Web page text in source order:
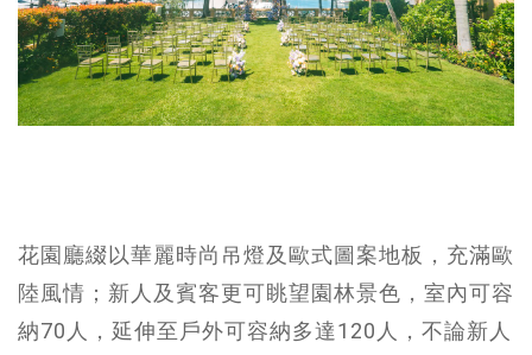
花園廳綴以華麗時尚吊燈及歐式圖案地板，充滿歐
陸風情；新人及賓客更可眺望園林景色，室內可容
納70人，延伸至戶外可容納多達120人，不論新人